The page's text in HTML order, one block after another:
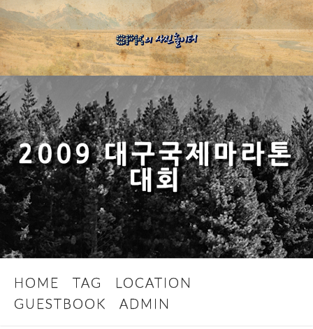
2009 대구국제마라톤
대회
HOME TAG
LOCATION
GUESTBOOK
ADMIN